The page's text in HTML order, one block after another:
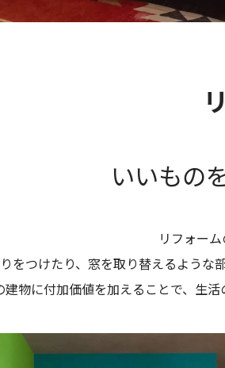
いいもの
リフォー
をつけたり、窓を取り替えるような
建物に付加価値を加えることで、生